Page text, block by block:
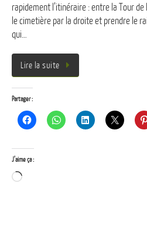
rapidement l’itinéraire : entre la Tour de
le cimetière par la droite et prendre le
qui…
Lire la suite
Partager :
J’aime ça :
Chargement…